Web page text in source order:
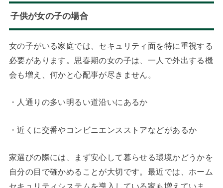
子供が女の子の場合
女の子がいる家庭では、セキュリティ面を特に重視する
必要があります。思春期の女の子は、一人で外出する機
会も増え、何かと心配事が尽きません。
・人通りの多い明るい道沿いにあるか
・近くに交番やコンビニエンスストアなどがあるか
家選びの際には、まず安心して暮らせる環境かどうかを
自分の目で確かめることが大切です。最近では、ホーム
セキュリティシステムを導入している家も増えていま